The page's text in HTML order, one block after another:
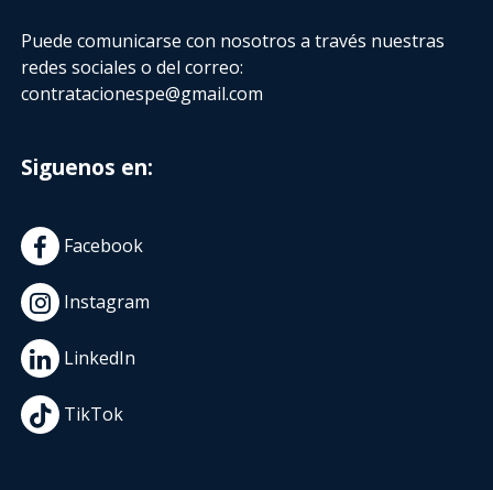
Puede comunicarse con nosotros a través nuestras
redes sociales o del correo:
contratacionespe@gmail.com
Siguenos en:
Facebook
Instagram
LinkedIn
TikTok